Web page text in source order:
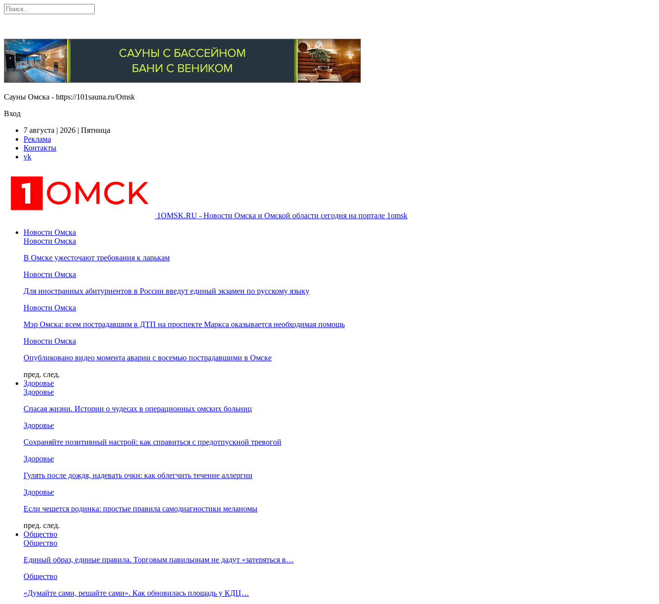
Сауны Омска - https://101sauna.ru/Omsk
Вход
7 августа | 2026 | Пятница
Реклама
Контакты
vk
1OMSK.RU - Новости Омска и Омской области сегодня на портале 1omsk
Новости Омска
Новости Омска
В Омске ужесточают требования к ларькам
Новости Омска
Для иностранных абитуриентов в России введут единый экзамен по русскому языку
Новости Омска
Мэр Омска: всем пострадавшим в ДТП на проспекте Маркса оказывается необходимая помощь
Новости Омска
Опубликовано видео момента аварии с восемью пострадавшими в Омске
пред. след.
Здоровье
Здоровье
Спасая жизни. Истории о чудесах в операционных омских больниц
Здоровье
Сохраняйте позитивный настрой: как справиться с предотпускной тревогой
Здоровье
Гулять после дождя, надевать очки: как облегчить течение аллергии
Здоровье
Если чешется родинка: простые правила самодиагностики меланомы
пред. след.
Общество
Общество
Единый образ, единые правила. Торговым павильонам не дадут «затеряться в…
Общество
«Думайте сами, решайте сами». Как обновилась площадь у КДЦ…